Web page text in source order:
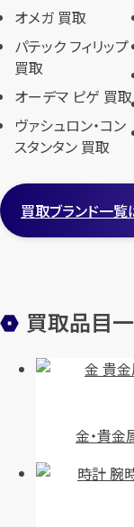
オメガ 買取
パテック フィリップ
買取
オーデマ ピゲ 買取
ヴァシュロン・コン
スタンタン 買取
買取ブランド一覧
買取品目
金・貴金